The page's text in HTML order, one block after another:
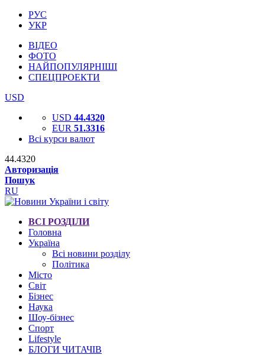
РУС
УКР
ВІДЕО
ФОТО
НАЙПОПУЛЯРНІШІ
СПЕЦПРОЕКТИ
USD
USD 44.4320
EUR 51.3316
Всі курси валют
44.4320
Авторизація
Пошук
RU
ВСІ РОЗДІЛИ
Головна
Україна
Всі новини розділу
Політика
Місто
Світ
Бізнес
Наука
Шоу-бізнес
Спорт
Lifestyle
БЛОГИ ЧИТАЧІВ